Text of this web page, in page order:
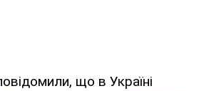
що в Україні